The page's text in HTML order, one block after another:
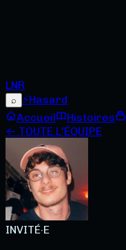
LNR
⌕ ⚡Hasard
Accueil
Histoires
← TOUTE L'ÉQUIPE
INVITÉ·E